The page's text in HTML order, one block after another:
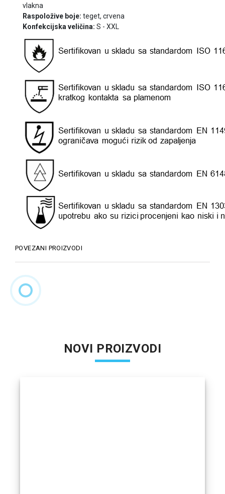
vlakna
Raspoložive boje: teget, crvena
Konfekcijska veličina: S - XXL
POVEZANI PROIZVODI
NOVI PROIZVODI